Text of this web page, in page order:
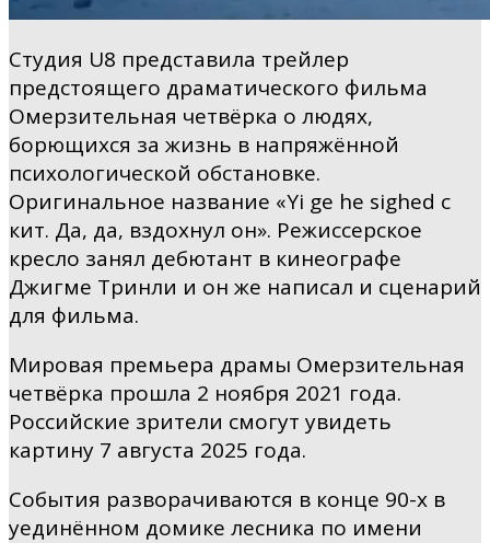
Студия U8 представила трейлер
предстоящего драматического фильма
Омерзительная четвёрка о людях,
борющихся за жизнь в напряжённой
психологической обстановке.
Оригинальное название «Yi ge he sighed с
кит. Да, да, вздохнул он». Режиссерское
кресло занял дебютант в кинеографе
Джигме Тринли и он же написал и сценарий
для фильма.
Мировая премьера драмы Омерзительная
четвёрка прошла 2 ноября 2021 года.
Российские зрители смогут увидеть
картину 7 августа 2025 года.
События разворачиваются в конце 90-х в
уединённом домике лесника по имени